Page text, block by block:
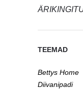
TEEMAD
Bettys Home
Diivanipadi